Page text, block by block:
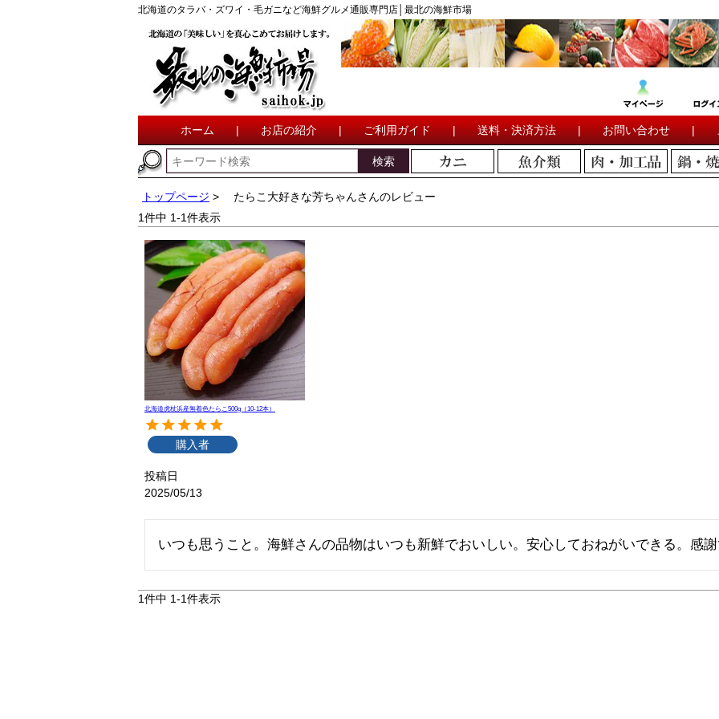
北海道のタラバ・ズワイ・毛ガニなど海鮮グルメ通販専門店│最北の海鮮市場
ホーム | お店の紹介 | ご利用ガイド | 送料・決済方法 | お問い合わせ |
検索
トップページ
たらこ大好きな芳ちゃんさんのレビュー
1件中 1-1件表示
北海道虎杖浜産無着色たらこ500g（10-12本）
購入者
投稿日
2025/05/13
いつも思うこと。海鮮さんの品物はいつも新鮮でおいしい。安心しておねがいできる。感
1件中 1-1件表示